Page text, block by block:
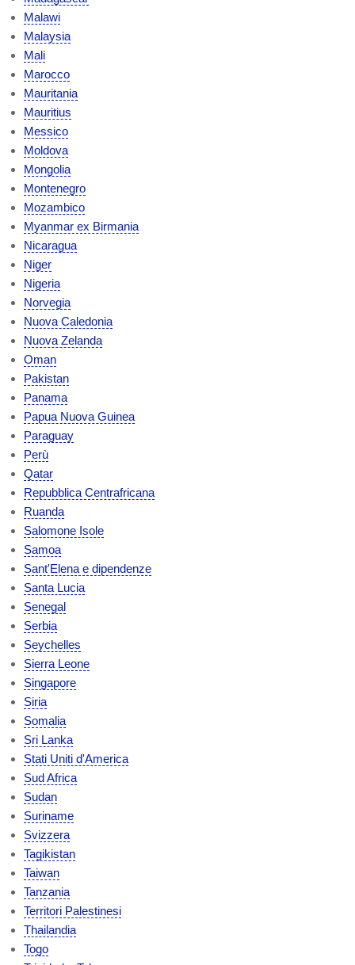
Malawi
Malaysia
Mali
Marocco
Mauritania
Mauritius
Messico
Moldova
Mongolia
Montenegro
Mozambico
Myanmar ex Birmania
Nicaragua
Niger
Nigeria
Norvegia
Nuova Caledonia
Nuova Zelanda
Oman
Pakistan
Panama
Papua Nuova Guinea
Paraguay
Perù
Qatar
Repubblica Centrafricana
Ruanda
Salomone Isole
Samoa
Sant'Elena e dipendenze
Santa Lucia
Senegal
Serbia
Seychelles
Sierra Leone
Singapore
Siria
Somalia
Sri Lanka
Stati Uniti d'America
Sud Africa
Sudan
Suriname
Svizzera
Tagikistan
Taiwan
Tanzania
Territori Palestinesi
Thailandia
Togo